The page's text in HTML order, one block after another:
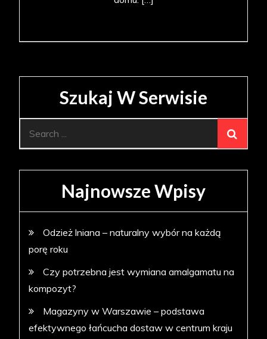
Szukaj W Serwisie
Najnowsze Wpisy
Odzież lniana – naturalny wybór na każdą
porę roku
Czy potrzebna jest wymiana amalgamatu na
kompozyt?
Magazyny w Warszawie – podstawa
efektywnego łańcucha dostaw w centrum kraju